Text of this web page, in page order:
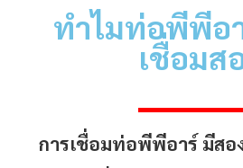
ทำไมท่อพีพีอ
เชื่อมส
การเชื่อมท่อพีพีอาร์ มีสอ